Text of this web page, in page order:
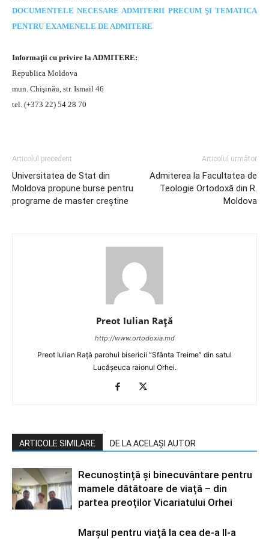
DOCUMENTELE NECESARE ADMITERII PRECUM ŞI TEMATICA
PENTRU EXAMENELE DE ADMITERE
Informaţii cu privire la ADMITERE:
Republica Moldova
mun. Chişinău, str. Ismail 46
tel. (+373 22) 54 28 70
Articolul precedent
Universitatea de Stat din
Moldova propune burse pentru
programe de master creştine
Articolul următor
Admiterea la Facultatea de
Teologie Ortodoxă din R.
Moldova
Preot Iulian Raţă
http://www.ortodoxia.md
Preot Iulian Rață parohul bisericii ”Sfânta Treime” din satul
Lucășeuca raionul Orhei.
ARTICOLE SIMILARE DE LA ACELAȘI AUTOR
Recunoștință și binecuvântare pentru
mamele dătătoare de viață – din
partea preoților Vicariatului Orhei
Marșul pentru viață la cea de-a II-a